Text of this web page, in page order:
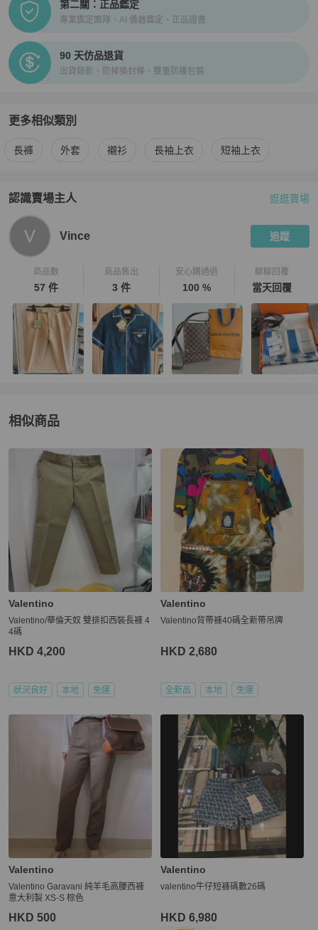
第二關：正品鑑定
專業鑑定團隊、AI 儀器鑑定、正品證書
90 天仿品退貨
出貨錄影、防掉換封條、雙重防護包裝
更多相似類別
更多Valentino 男裝 相似商品推薦
長褲 外套 襯衫 長袖上衣 短袖上衣
認識賣場主人
PopChill 拍拍圈嚴選賣家
逛逛賣場
V Vince 追蹤
商品數
57 件
商品售出
3 件
安心購通過
100 %
聊聊回覆
當天回覆
相似商品
更多相似Valentino 推薦精品
Valentino
Valentino/華倫天奴 雙排扣西裝長褲 4
4碼
HKD 4,200
狀況良好 本地 免運
Valentino
Valentino背帶褲40碼全新帶吊牌
HKD 2,680
全新品 本地 免運
Valentino
Valentino Garavani 純羊毛高腰西褲
意大利製 XS-S 棕色
HKD 500
Valentino
valentino牛仔短褲碼數26碼
HKD 6,980